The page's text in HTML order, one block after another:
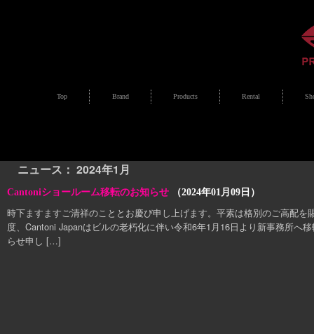
Top Brand Products Rental
ニュース： 2024年1月
Cantoniショールーム移転のお知らせ （2024年01月09日）
時下ますますご清祥のこととお慶び申し上げます。平素は格別のご高配を
度、Cantoni Japanはビルの老朽化に伴い令和6年1月16日より新事務所へ
らせ申し […]